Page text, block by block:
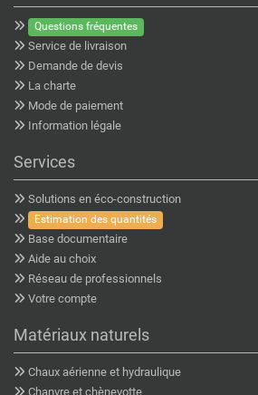
Questions fréquentes
Service de livraison
Demande de devis
La charte
Mode de paiement
Information légale
Services
Solutions en éco-construction
Estimation des quantités
Base documentaire
Aide au choix
Réseau de professionnels
Votre compte
Matériaux naturels
Chaux aérienne et hydraulique
Chanvre et chènevotte